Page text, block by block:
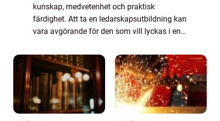
kunskap, medvetenhet och praktisk
färdighet. Att ta en ledarskapsutbildning kan
vara avgörande för den som vill lyckas i en
företag, l...